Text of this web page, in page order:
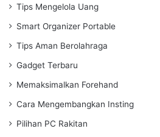
Tips Mengelola Uang
Smart Organizer Portable
Tips Aman Berolahraga
Gadget Terbaru
Memaksimalkan Forehand
Cara Mengembangkan Insting
Pilihan PC Rakitan